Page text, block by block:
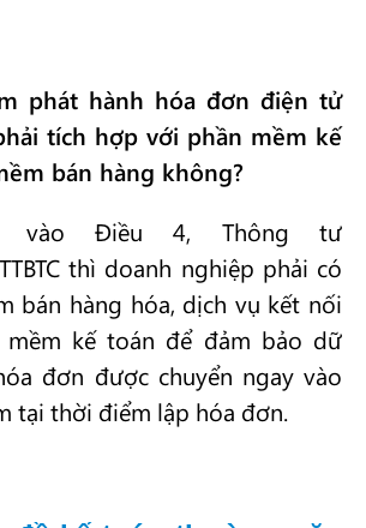
phát hành hóa đơn điện tử
tích hợp với phần mềm kế
bán hàng không?
vào Điều 4, Thông tư
thì doanh nghiệp phải có
bán hàng hóa, dịch vụ kết nối
kế toán để đảm bảo dữ
đơn được chuyển ngay vào
tại thời điểm lập hóa đơn.